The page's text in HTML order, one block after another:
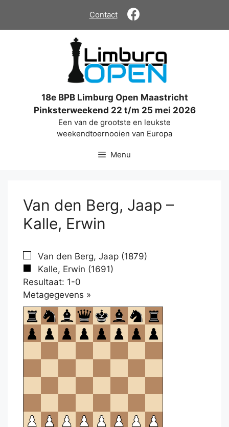
de
Contact
18e BPB Limburg Open Maastricht
Pinksterweekend 22 t/m 25 mei 2026
Een van de grootste en leukste
weekendtoernooien van Europa
Menu
Van den Berg, Jaap –
Kalle, Erwin
Van den Berg, Jaap (1879)
Kalle, Erwin (1691)
Resultaat: 1-0
Metagegevens »
om
te
openen.